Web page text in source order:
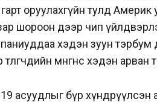
оруулахгүйн тулд Америк
шороон дээр чип
хэдэн зуун тэрбум
мөнгөнөөс хэдэн
асуудлыг бүр хүндрүүлсэн